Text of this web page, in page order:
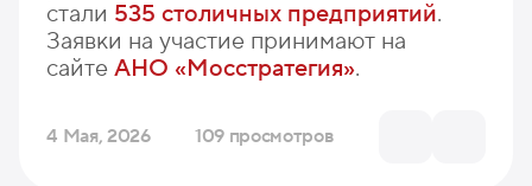
стали 535 столичных предприятий.
Заявки на участие принимают на
сайтеАНО «Мосстратегия».
4 Мая, 2026 109 просмотров